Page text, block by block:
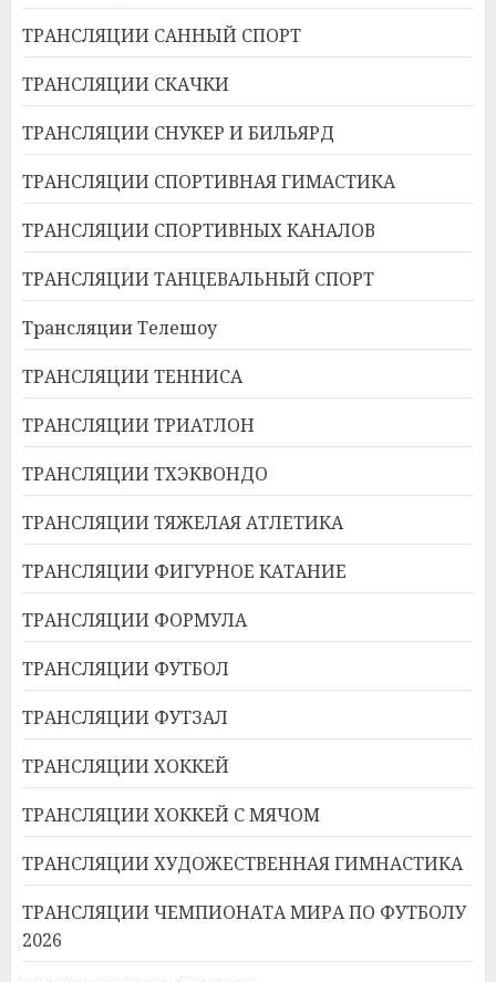
ТРАНСЛЯЦИИ САННЫЙ СПОРТ
ТРАНСЛЯЦИИ СКАЧКИ
ТРАНСЛЯЦИИ СНУКЕР И БИЛЬЯРД
ТРАНСЛЯЦИИ СПОРТИВНАЯ ГИМАСТИКА
ТРАНСЛЯЦИИ СПОРТИВНЫХ КАНАЛОВ
ТРАНСЛЯЦИИ ТАНЦЕВАЛЬНЫЙ СПОРТ
Трансляции Телешоу
ТРАНСЛЯЦИИ ТЕННИСА
ТРАНСЛЯЦИИ ТРИАТЛОН
ТРАНСЛЯЦИИ ТХЭКВОНДО
ТРАНСЛЯЦИИ ТЯЖЕЛАЯ АТЛЕТИКА
ТРАНСЛЯЦИИ ФИГУРНОЕ КАТАНИЕ
ТРАНСЛЯЦИИ ФОРМУЛА
ТРАНСЛЯЦИИ ФУТБОЛ
ТРАНСЛЯЦИИ ФУТЗАЛ
ТРАНСЛЯЦИИ ХОККЕЙ
ТРАНСЛЯЦИИ ХОККЕЙ С МЯЧОМ
ТРАНСЛЯЦИИ ХУДОЖЕСТВЕННАЯ ГИМНАСТИКА
ТРАНСЛЯЦИИ ЧЕМПИОНАТА МИРА ПО ФУТБОЛУ
2026